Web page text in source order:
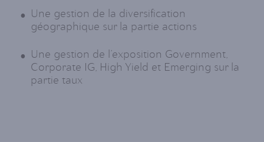
Une gestion de la diversification
géographique sur la partie actions
Une gestion de l’exposition Government,
Corporate IG, High Yield et Emerging sur la
partie taux